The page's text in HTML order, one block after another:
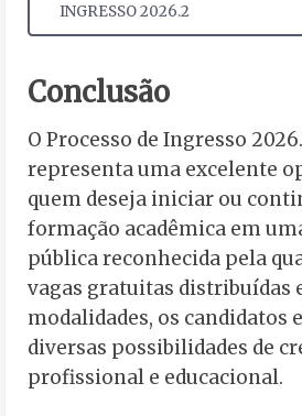
INGRESSO 2026.2
Conclusão
O Processo de Ingresso
representa uma excelente
quem deseja iniciar ou
formação acadêmica em
pública reconhecida pela
vagas gratuitas distribuídas
modalidades, os candidatos
diversas possibilidades de
profissional e educacional.